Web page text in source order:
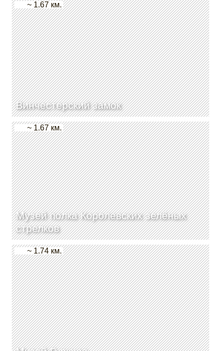
Винчестерский замок
~ 1.67 км.
Музей полка Королевских зелёных
стрелков
~ 1.67 км.
~ 1.74 км.